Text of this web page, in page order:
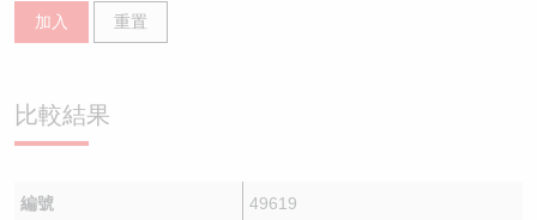
加入 重置
比較結果
編號 49619
牛熊證文件及公告 (瑞信)
收市競價變化